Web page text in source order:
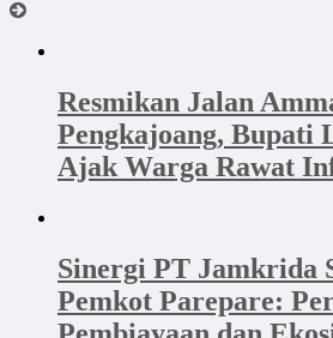
Resmikan Jalan
Pengkajoang, Bupati
Ajak Warga Rawat
Sinergi PT Jamkrida
Pemkot Parepare: